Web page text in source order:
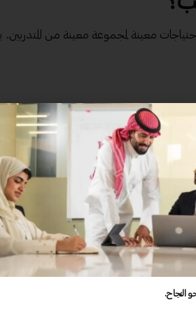
معينة لمجموعة معينة من المتدربين.
التي قد تشمل:
فإن الحقيبة المصممة حسب الطلب ستتيح
النجاح.